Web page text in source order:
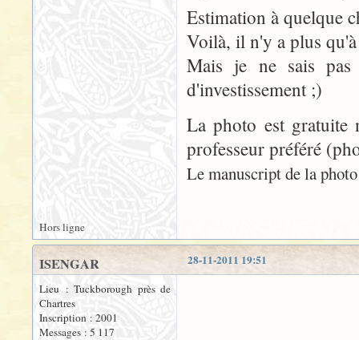
Estimation à quelque
Voilà, il n'y a plus
Mais je ne sais
d'investissement ;)
La photo est gratuite
professeur préféré
Le manuscript de la
Hors ligne
28-11-2011 19:51
ISENGAR
Lieu : Tuckborough près de
Chartres
Inscription : 2001
Messages : 5 117